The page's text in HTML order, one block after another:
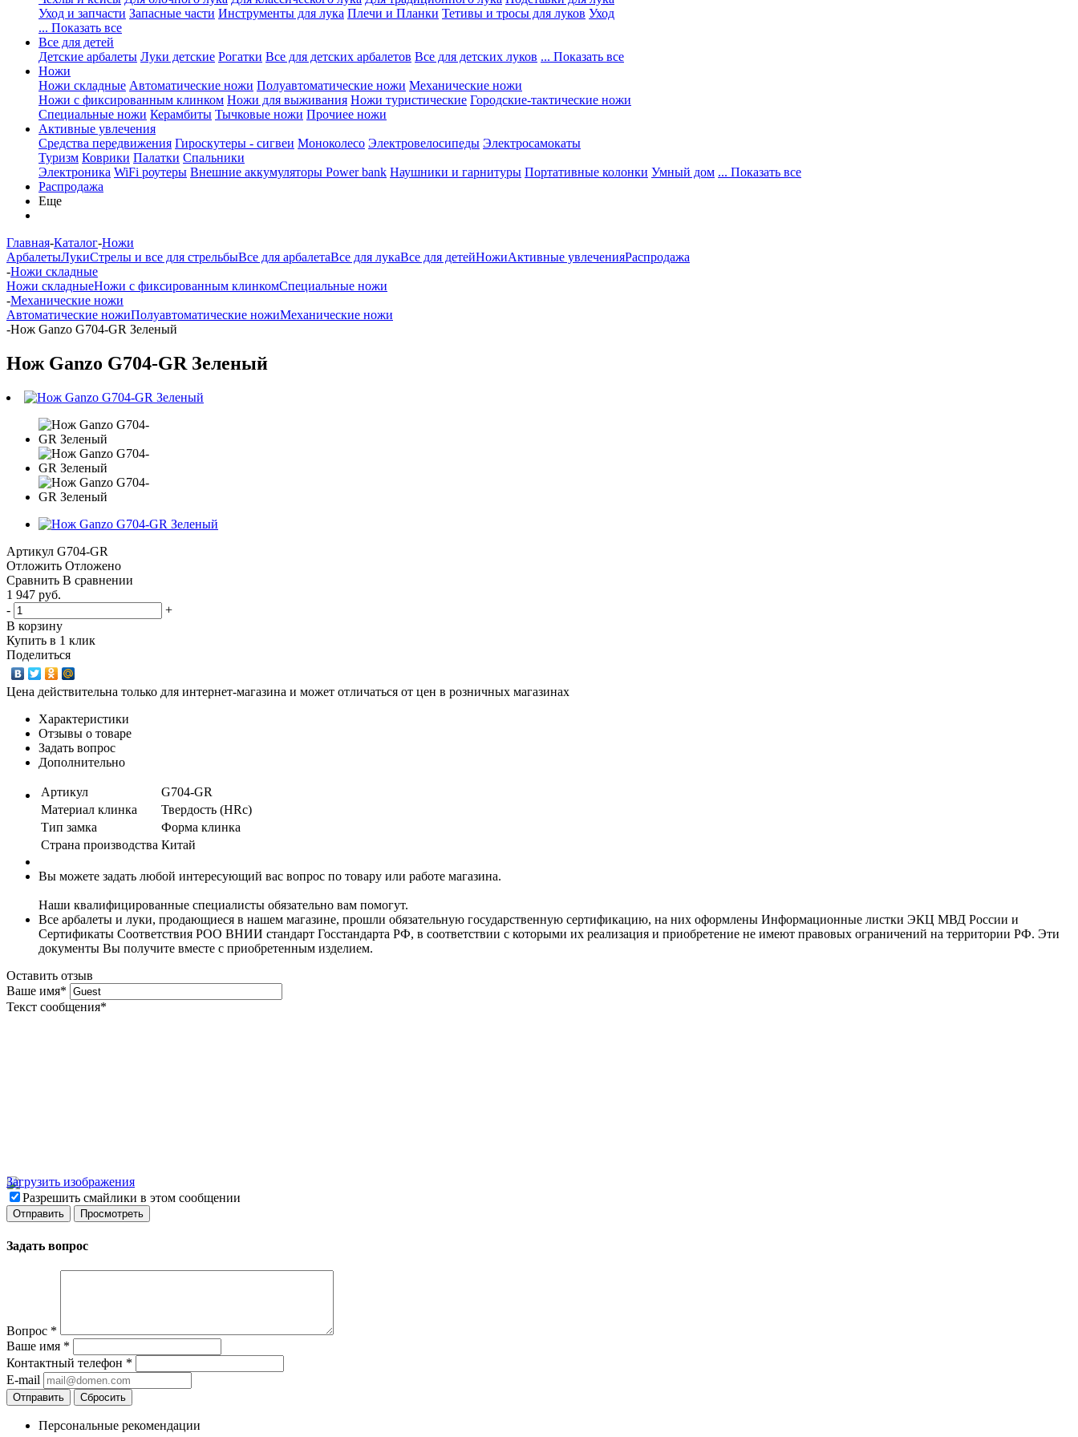
Уход и запчасти Запасные части Инструменты для лука Плечи и Планки Тетивы и тросы для луков Уход
... Показать все
Все для детей
Детские арбалеты Луки детские Рогатки Все для детских арбалетов Все для детских луков ... Показать все
Ножи
Ножи складные Автоматические ножи Полуавтоматические ножи Механические ножи
Ножи с фиксированным клинком Ножи для выживания Ножи туристические Городские-тактические ножи
Специальные ножи Керамбиты Тычковые ножи Прочиее ножи
Активные увлечения
Средства передвижения Гироскутеры - сигвеи Моноколесо Электровелосипеды Электросамокаты
Туризм Коврики Палатки Спальники
Электроника WiFi роутеры Внешние аккумуляторы Power bank Наушники и гарнитуры Портативные колонки Умный дом ... Показать все
Распродажа
Еще
Главная-Каталог-Ножи
АрбалетыЛукиСтрелы и все для стрельбыВсе для арбалетаВсе для лукаВсе для детейНожиАктивные увлеченияРаспродажа
-Ножи складные
Ножи складныеНожи с фиксированным клинкомСпециальные ножи
-Механические ножи
Автоматические ножиПолуавтоматические ножиМеханические ножи
-Нож Ganzo G704-GR Зеленый
Нож Ganzo G704-GR Зеленый
Артикул G704-GR
Отложить Отложено
Сравнить В сравнении
1 947 руб.
-
+
В корзину
Купить в 1 клик
Поделиться
Цена действительна только для интернет-магазина и может отличаться от цен в розничных магазинах
Характеристики
Отзывы о товаре
Задать вопрос
Дополнительно
Артикул
G704-GR
Материал клинка
Твердость (HRc)
Тип замка
Форма клинка
Страна производства Китай
Вы можете задать любой интересующий вас вопрос по товару или работе магазина.
Наши квалифицированные специалисты обязательно вам помогут.
Все арбалеты и луки, продающиеся в нашем магазине, прошли обязательную государственную сертификацию, на них оформлены Информационные листки ЭКЦ МВД России и
Сертификаты Соответствия РОО ВНИИ стандарт Госстандарта РФ, в соответствии с которыми их реализация и приобретение не имеют правовых ограничений на территории РФ. Эти
документы Вы получите вместе с приобретенным изделием.
Оставить отзыв
Ваше имя*
Текст сообщения*
Загрузить изображения
Разрешить смайлики в этом сообщении
Задать вопрос
Вопрос *
Ваше имя *
Контактный телефон *
E-mail
Отправить Сбросить
Персональные рекомендации